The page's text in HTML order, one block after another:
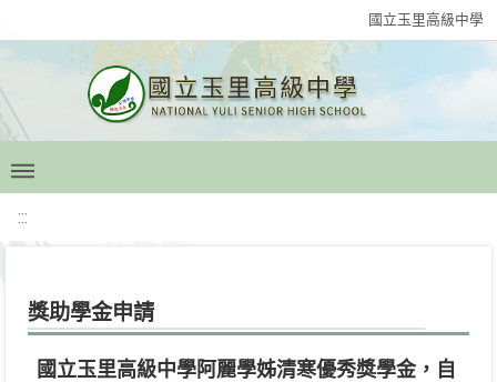
國立玉里高級中學
:::
獎助學金申請
國立玉里高級中學阿麗學姊清寒優秀獎學金，自